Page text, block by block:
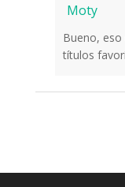
Moty
Bueno, eso
títulos